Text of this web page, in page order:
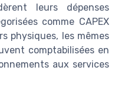
leurs dépenses
comme CAPEX
physiques, les mêmes
comptabilisées en
aux services